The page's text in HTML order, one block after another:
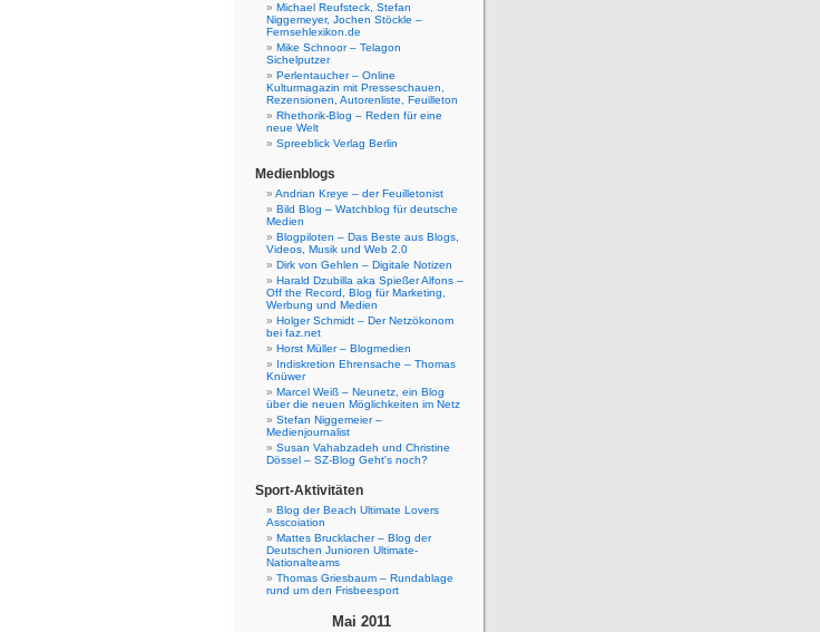
Michael Reufsteck, Stefan
Niggemeyer, Jochen Stöckle –
Fernsehlexikon.de
Mike Schnoor – Telagon
Sichelputzer
Perlentaucher – Online
Kulturmagazin mit Presseschauen,
Rezensionen, Autorenliste, Feuilleton
Rhethorik-Blog – Reden für eine
neue Welt
Spreeblick Verlag Berlin
Medienblogs
Andrian Kreye – der Feuilletonist
Bild Blog – Watchblog für deutsche
Medien
Blogpiloten – Das Beste aus Blogs,
Videos, Musik und Web 2.0
Dirk von Gehlen – Digitale Notizen
Harald Dzubilla aka Spießer Alfons –
Off the Record, Blog für Marketing,
Werbung und Medien
Holger Schmidt – Der Netzökonom
bei faz.net
Horst Müller – Blogmedien
Indiskretion Ehrensache – Thomas
Knüwer
Marcel Weiß – Neunetz, ein Blog
über die neuen Möglichkeiten im Netz
Stefan Niggemeier –
Medienjournalist
Susan Vahabzadeh und Christine
Dössel – SZ-Blog Geht's noch?
Sport-Aktivitäten
Blog der Beach Ultimate Lovers
Asscoiation
Mattes Brucklacher – Blog der
Deutschen Junioren Ultimate-
Nationalteams
Thomas Griesbaum – Rundablage
rund um den Frisbeesport
Mai 2011